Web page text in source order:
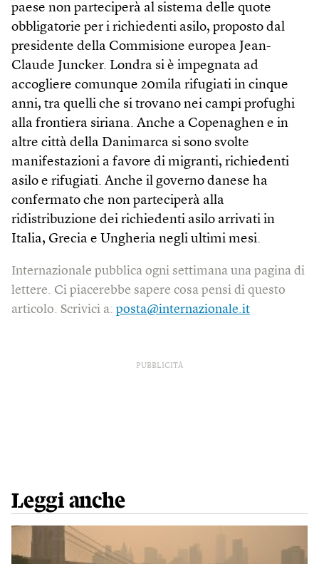
paese non parteciperà al sistema delle quote
obbligatorie per i richiedenti asilo, proposto dal
presidente della Commisione europea Jean-
Claude Juncker. Londra si è impegnata ad
accogliere comunque 20mila rifugiati in cinque
anni, tra quelli che si trovano nei campi profughi
alla frontiera siriana. Anche a Copenaghen e in
altre città della Danimarca si sono svolte
manifestazioni a favore di migranti, richiedenti
asilo e rifugiati. Anche il governo danese ha
confermato che non parteciperà alla
ridistribuzione dei richiedenti asilo arrivati in
Italia, Grecia e Ungheria negli ultimi mesi.
Internazionale pubblica ogni settimana una pagina di
lettere. Ci piacerebbe sapere cosa pensi di questo
articolo. Scrivici a: posta@internazionale.it
PUBBLICITÀ
Leggi anche